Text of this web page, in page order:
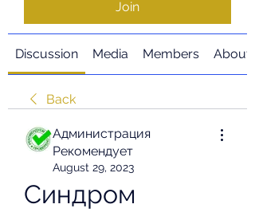
Join
Discussion Media Members About
Back
Администрация
Рекомендует
August 29, 2023
Синдром